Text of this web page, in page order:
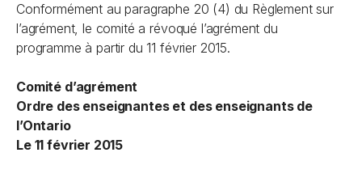
Conformément au paragraphe 20 (4) du Règlement sur
l’agrément, le comité a révoqué l’agrément du
programme à partir du 11 février 2015.
Comité d’agrément
Ordre des enseignantes et des enseignants de
l’Ontario
Le 11 février 2015